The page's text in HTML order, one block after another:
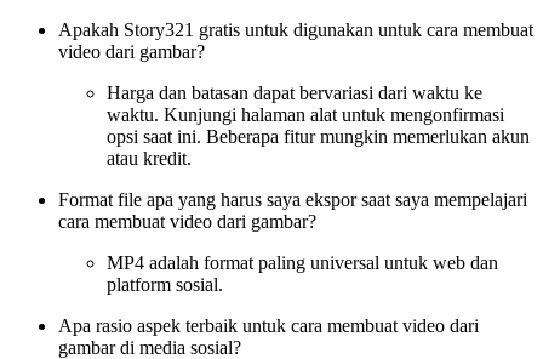
Apakah Story321 gratis untuk digunakan untuk cara membuat
video dari gambar?
Harga dan batasan dapat bervariasi dari waktu ke
waktu. Kunjungi halaman alat untuk mengonfirmasi
opsi saat ini. Beberapa fitur mungkin memerlukan akun
atau kredit.
Format file apa yang harus saya ekspor saat saya mempelajari
cara membuat video dari gambar?
MP4 adalah format paling universal untuk web dan
platform sosial.
Apa rasio aspek terbaik untuk cara membuat video dari
gambar di media sosial?